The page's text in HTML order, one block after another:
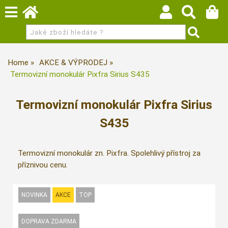
Home
AKCE & VÝPRODEJ
Termovizní monokulár Pixfra Sirius S435
Termovizní monokulár Pixfra Sirius
S435
Termovizní monokulár zn. Pixfra. Spolehlivý přístroj za
příznivou cenu.